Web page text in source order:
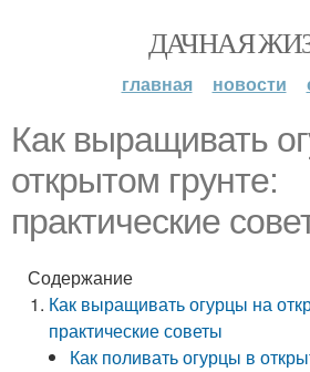
ДАЧНАЯ
главная новости
Как выращивать
открытом грунте:
практические
Содержание
Как выращивать огурцы на
практические советы
Как поливать огурцы в